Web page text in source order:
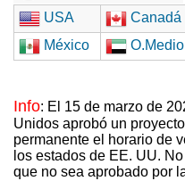
USA Canadá
México
O.Medio
Info: El 15 de marzo de
Unidos aprobó un
permanente el horario de
los estados de EE. UU.
que no sea aprobado por